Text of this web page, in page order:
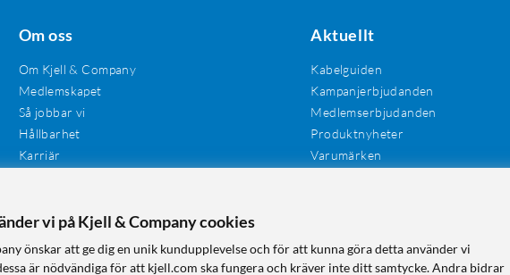
Om oss
Om Kjell & Company
Medlemskapet
Så jobbar vi
Hållbarhet
Karriär
Tillgänglighet
Aktuellt
Kabelguiden
Kampanjerbjudanden
Medlemserbjudanden
Produktnyheter
Varumärken
vi på Kjell & Company cookies
önskar att ge dig en unik kundupplevelse och för att kunna göra detta använder vi
är nödvändiga för att kjell.com ska fungera och kräver inte ditt samtycke. Andra bidrar